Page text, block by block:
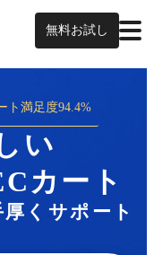
無料お試し
ト満足度94.4%
い
カート
くサポート